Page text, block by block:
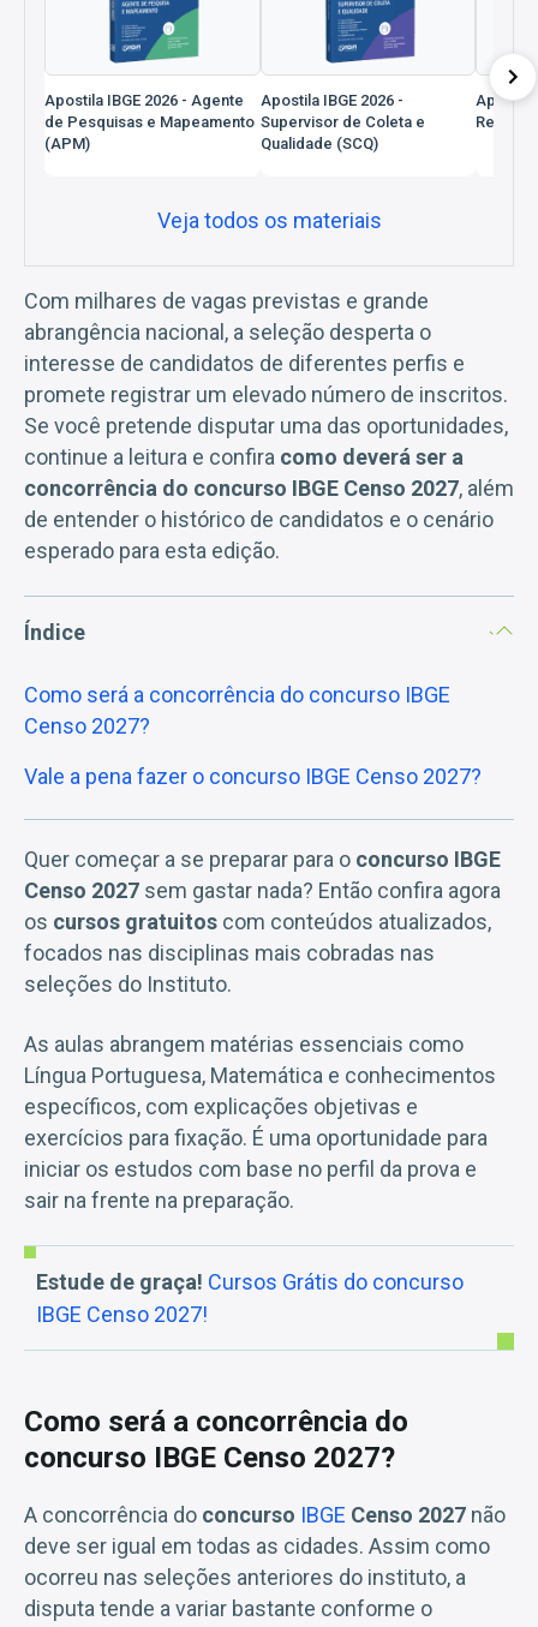
Apostila IBGE 2026 - Agente
de Pesquisas e Mapeamento
(APM)
Apostila IBGE 2026 -
Supervisor de Coleta e
Qualidade (SCQ)
Apostila
Veja todos os materiais
Com milhares de vagas previstas e grande
abrangência nacional, a seleção desperta o
interesse de candidatos de diferentes perfis e
promete registrar um elevado número de inscritos.
Se você pretende disputar uma das oportunidades,
continue a leitura e confira como deverá ser a
concorrência do concurso IBGE Censo 2027, além
de entender o histórico de candidatos e o cenário
esperado para esta edição.
Índice
Como será a concorrência do concurso IBGE
Censo 2027?
Vale a pena fazer o concurso IBGE Censo 2027?
Quer começar a se preparar para o concurso IBGE
Censo 2027 sem gastar nada? Então confira agora
os cursos gratuitos com conteúdos atualizados,
focados nas disciplinas mais cobradas nas
seleções do Instituto.
As aulas abrangem matérias essenciais como
Língua Portuguesa, Matemática e conhecimentos
específicos, com explicações objetivas e
exercícios para fixação. É uma oportunidade para
iniciar os estudos com base no perfil da prova e
sair na frente na preparação.
Estude de graça! Cursos Grátis do concurso
IBGE Censo 2027!
Como será a concorrência do
concurso IBGE Censo 2027?
A concorrência do concurso IBGE Censo 2027 não
deve ser igual em todas as cidades. Assim como
ocorreu nas seleções anteriores do instituto, a
disputa tende a variar bastante conforme o